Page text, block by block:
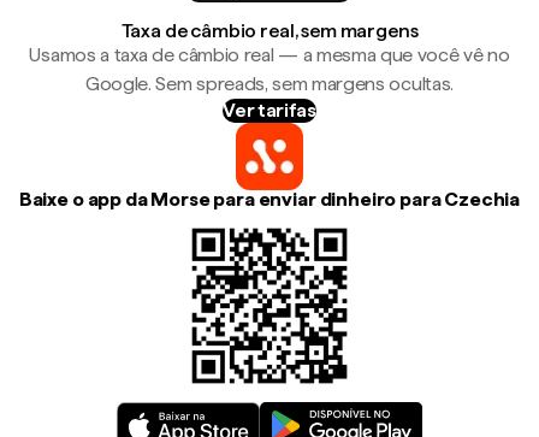
Taxa de câmbio real, sem margens
Usamos a taxa de câmbio real — a mesma que você vê no
Google. Sem spreads, sem margens ocultas.
Ver tarifas
Baixe o app da Morse para enviar dinheiro para Czechia